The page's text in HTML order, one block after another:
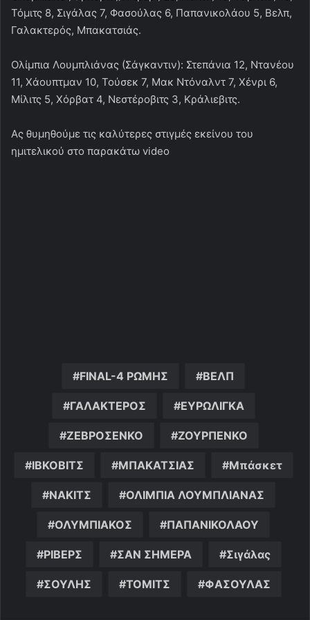
Τόμιτς 8, Σιγάλας 7, Φασούλας 6, Παπανικολάου 5, Βελπ,
Γαλακτερός, Μπακατσιάς.
Ολίμπια Λουμπλιάνας (Σάγκαντιν): Στεπάνια 12, Ντανέου
11, Χάουπτμαν 10, Τούσεκ 7, Μακ Ντόναλντ 7, Χένρι 6,
Μίλιτς 5, Χόρβατ 4, Νεστέροβιτς 3, Κράλιεβιτς.
Ας θυμηθούμε τις καλύτερες στιγμές εκείνου του
ημιτελικού στο παρακάτω video
FINAL-4 ΡΩΜΗΣ ΒΕΛΠ
ΓΑΛΑΚΤΕΡΟΣ ΕΥΡΩΛΙΓΚΑ
ΖΕΒΡΟΣΕΝΚΟ ΖΟΥΡΠΕΝΚΟ
ΙΒΚΟΒΙΤΣ ΜΠΑΚΑΤΣΙΑΣ Μπάσκετ
ΝΑΚΙΤΣ ΟΛΙΜΠΙΑ ΛΟΥΜΠΛΙΑΝΑΣ
ΟΛΥΜΠΙΑΚΟΣ ΠΑΠΑΝΙΚΟΛΑΟΥ
ΡΙΒΕΡΣ ΣΑΝ ΣΗΜΕΡΑ Σιγάλας
ΣΟΥΛΗΣ ΤΟΜΙΤΣ ΦΑΣΟΥΛΑΣ